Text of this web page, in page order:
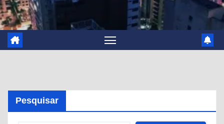
Pesquisar